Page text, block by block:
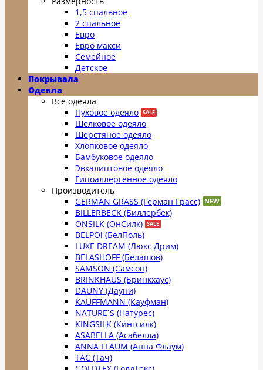
1,5 спальное
2 спальное
Евро
Евро макси
Семейное
Детское
Покрывала
Одеяла
Все одеяла
Пуховое одеяло
Шелковое одеяло
Шерстяное одеяло
Хлопковое одеяло
Бамбуковое одеяло
Эвкалиптовое одеяло
Гипоаллергенное одеяло
Производитель
GERMAN GRASS (Герман Грасс)
BILLERBECK (Биллербек)
ONSILK (ОнСилк)
BELPOl (БелПоль)
LUXE DREAM (Люкс Дрим)
BELASHOFF (Белашов)
SAMSON (Самсон)
BRINKHAUS (Бринкхаус)
DAUNY (Дауни)
KAUFFMANN (Кауфман)
NATURE`S (Натурес)
KINGSILK (Кингсилк)
ASABELLA (Асабелла)
ANNA FLAUM (Анна Флаум)
TAC (Тач)